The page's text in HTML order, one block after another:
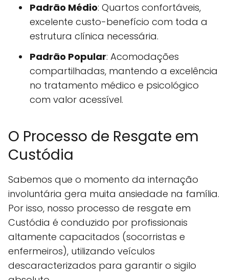
Padrão Médio: Quartos confortáveis,
excelente custo-benefício com toda a
estrutura clínica necessária.
Padrão Popular: Acomodações
compartilhadas, mantendo a excelência
no tratamento médico e psicológico
com valor acessível.
O Processo de Resgate em
Custódia
Sabemos que o momento da internação
involuntária gera muita ansiedade na família.
Por isso, nosso processo de resgate em
Custódia é conduzido por profissionais
altamente capacitados (socorristas e
enfermeiros), utilizando veículos
descaracterizados para garantir o sigilo